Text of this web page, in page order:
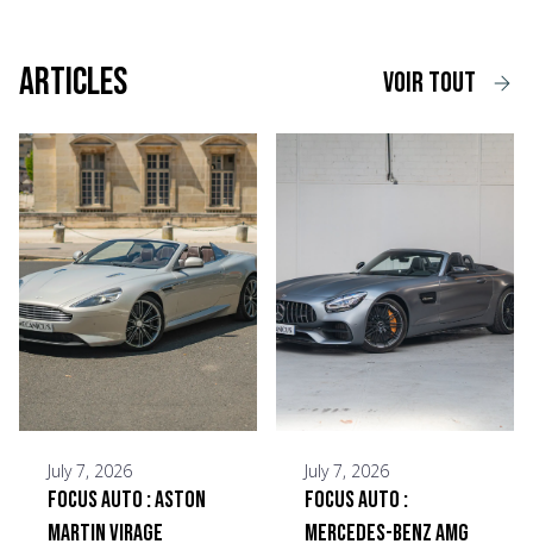
voir tout
Articles
July 7, 2026
Focus Auto : Aston
Martin Virage
July 7, 2026
Focus Auto :
Mercedes-Benz AMG